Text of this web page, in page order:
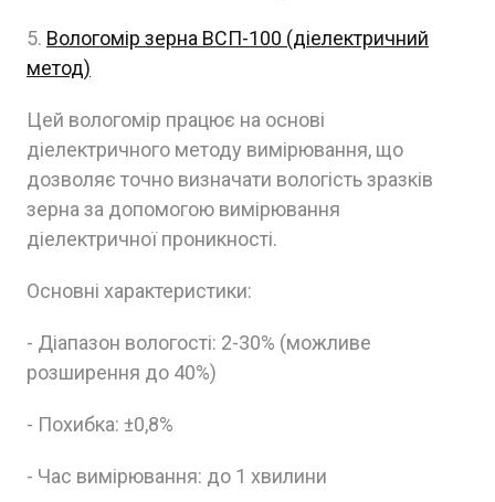
5. Вологомір зерна ВСП-100 (діелектричний
метод)
Цей вологомір працює на основі
діелектричного методу вимірювання, що
дозволяє точно визначати вологість зразків
зерна за допомогою вимірювання
діелектричної проникності.
Основні характеристики:
- Діапазон вологості: 2-30% (можливе
розширення до 40%)
- Похибка: ±0,8%
- Час вимірювання: до 1 хвилини